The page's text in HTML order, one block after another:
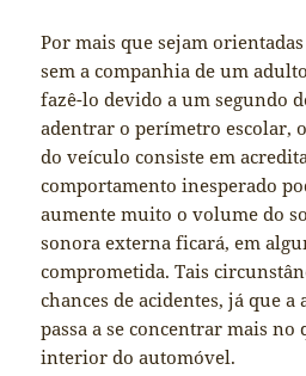
Por mais que sejam
sem a companhia de um
fazê-lo devido a um segundo
adentrar o perímetro escolar,
do veículo consiste em
comportamento inesperado
aumente muito o volume do
sonora externa ficará, em
comprometida. Tais
chances de acidentes, já que
passa a se concentrar mais no
interior do automóvel.